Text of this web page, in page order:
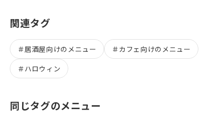
関連タグ
＃居酒屋向けのメニュー ＃カフェ向けのメニュー
＃ハロウィン
同じタグのメニュー